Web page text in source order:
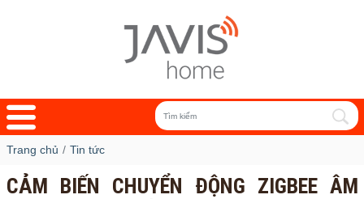
Trang chủ Tin tức
CẢM BIẾN CHUYỂN ĐỘNG ZIGBEE ÂM